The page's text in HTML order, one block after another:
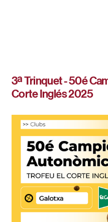
3ª Trinquet - 50é
Corte Inglés 2025